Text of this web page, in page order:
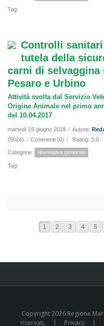
Tag:
Controlli
tutela della
carni di selvaggina
Pesaro e Urbino
Attività svolta dal Servizio
Origine Animale nel primo
del 10.04.2017
martedì 19 giugno 2018 / Autore:
(5024) / Commenti (0) / Rating: 5.0
Categorie: Normativa generale
Tag:
1 2 3 4 5
Copyright 2026 Regione
riservati.
| Privacy |